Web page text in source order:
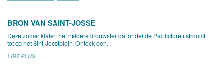
BRON VAN SAINT-JOSSE
Deze zomer klatert het heldere bronwater dat onder de Pacifictoren stroomt
tot op het Sint-Joostplein. Ontdek een...
LIRE PLUS